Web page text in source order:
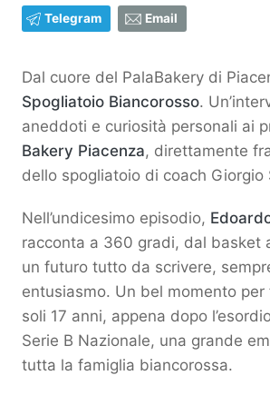
Telegram Email
Dal cuore del PalaBakery di
Spogliatoio Biancorosso.
aneddoti e curiosità personali ai
Bakery Piacenza, direttamente
dello spogliatoio di coach Giorgio
Nell’undicesimo episodio,
racconta a 360 gradi, dal basket
un futuro tutto da scrivere,
entusiasmo. Un bel momento
soli 17 anni, appena dopo
Serie B Nazionale, una grande
tutta la famiglia biancorossa.